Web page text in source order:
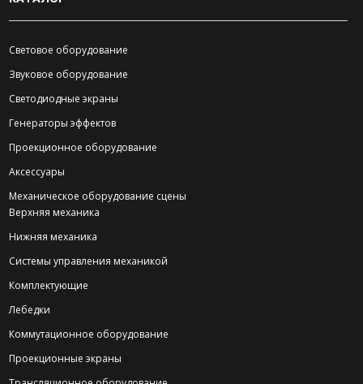
Световое оборудование
Звуковое оборудование
Светодиодные экраны
Генераторы эффектов
Проекционное оборудование
Аксессуары
Механическое оборудование сцены
Верхняя механика
Нижняя механика
Системы управления механикой
Комплектующие
Лебедки
Коммутационное оборудование
Проекционные экраны